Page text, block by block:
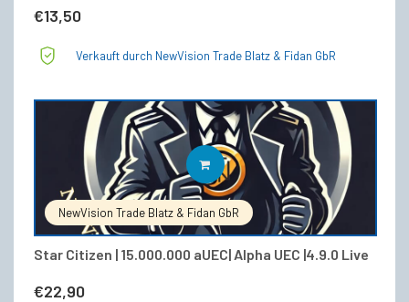
€13,50
Verkauft durch NewVision Trade Blatz & Fidan GbR
NewVision Trade Blatz & Fidan GbR
Star Citizen | 15.000.000 aUEC| Alpha UEC |4.9.0 Live
€22,90
IN DEN WARENKORB